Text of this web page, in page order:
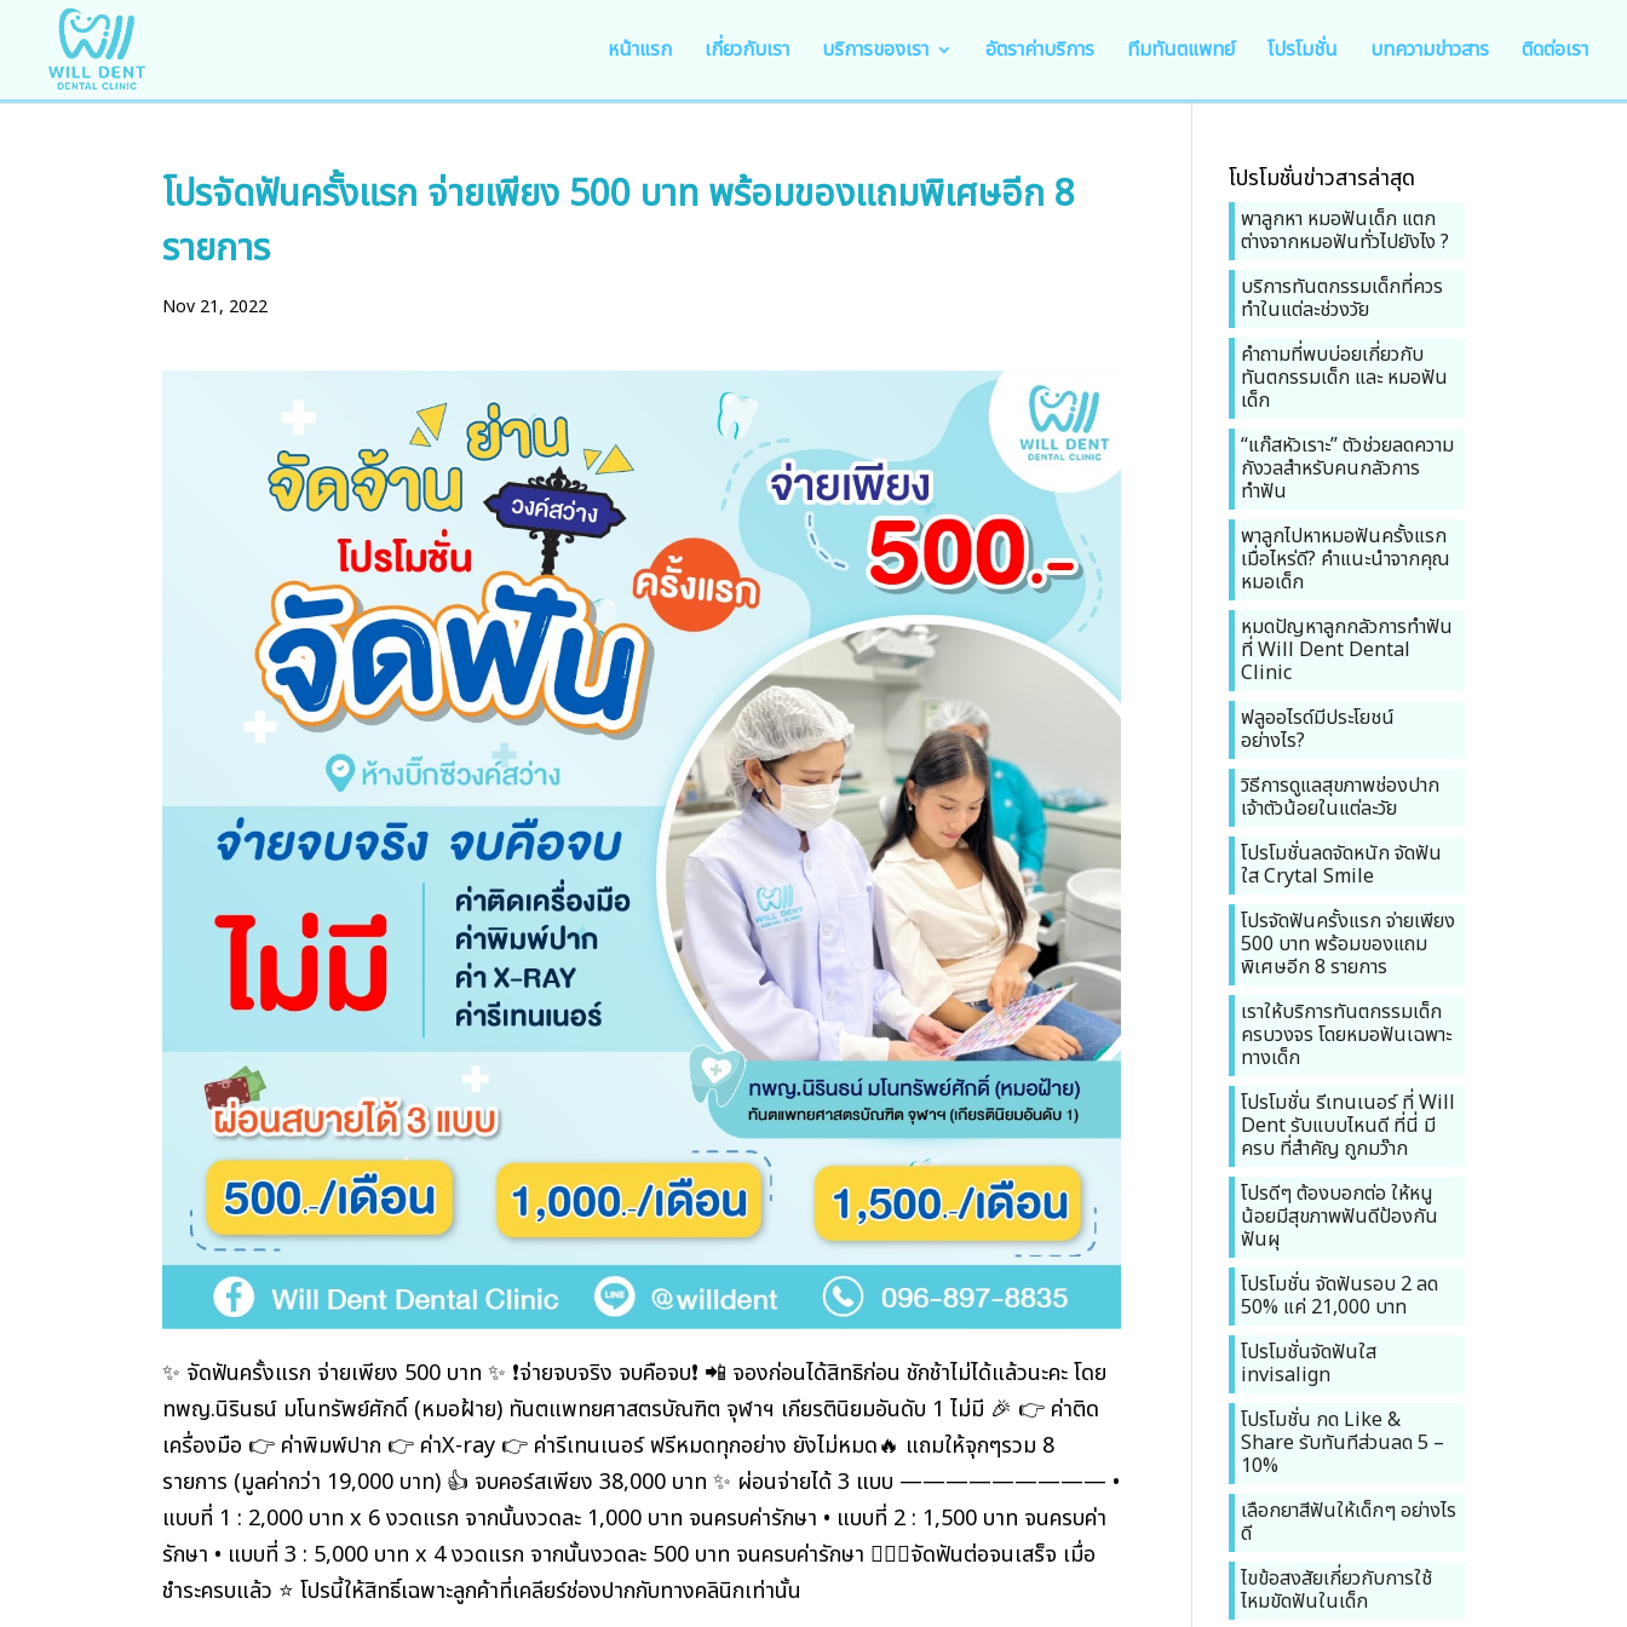
หน้าแรก เกี่ยวกับเรา บริการของเรา อัตราค่าบริการ ทีมทันตแพทย์ โปรโมชั่น บทความข่าวสาร ติดต่อเรา
โปรจัดฟันครั้งแรก จ่ายเพียง 500 บาท พร้อมของแถมพิเศษอีก 8
รายการ
Nov 21, 2022
✨ จัดฟันครั้งแรก จ่ายเพียง 500 บาท ✨ ❗️จ่ายจบจริง จบคือจบ❗️ 📲 จองก่อนได้สิทธิก่อน ชักช้าไม่ได้แล้วนะคะ โดย
ทพญ.นิรินธน์ มโนทรัพย์ศักดิ์ (หมอฝ้าย) ทันตแพทยศาสตรบัณฑิต จุฬาฯ เกียรตินิยมอันดับ 1 ไม่มี 🎉 👉 ค่าติด
เครื่องมือ 👉 ค่าพิมพ์ปาก 👉 ค่าX-ray 👉 ค่ารีเทนเนอร์ ฟรีหมดทุกอย่าง ยังไม่หมด🔥 แถมให้จุกๆรวม 8
รายการ (มูลค่ากว่า 19,000 บาท) 👍 จบคอร์สเพียง 38,000 บาท ✨ ผ่อนจ่ายได้ 3 แบบ ————————— •
แบบที่ 1 : 2,000 บาท x 6 งวดแรก จากนั้นงวดละ 1,000 บาท จนครบค่ารักษา • แบบที่ 2 : 1,500 บาท จนครบค่า
รักษา • แบบที่ 3 : 5,000 บาท x 4 งวดแรก จากนั้นงวดละ 500 บาท จนครบค่ารักษา 🧑🏻‍⚕️จัดฟันต่อจนเสร็จ เมื่อ
ชำระครบแล้ว ⭐️ โปรนี้ให้สิทธิ์เฉพาะลูกค้าที่เคลียร์ช่องปากกับทางคลินิกเท่านั้น
โปรโมชั่นข่าวสารล่าสุด
พาลูกหา หมอฟันเด็ก แตก
ต่างจากหมอฟันทั่วไปยังไง ?
บริการทันตกรรมเด็กที่ควร
ทำในแต่ละช่วงวัย
คำถามที่พบบ่อยเกี่ยวกับ
ทันตกรรมเด็ก และ หมอฟัน
เด็ก
“แก๊สหัวเราะ” ตัวช่วยลดความ
กังวลสำหรับคนกลัวการ
ทำฟัน
พาลูกไปหาหมอฟันครั้งแรก
เมื่อไหร่ดี? คำแนะนำจากคุณ
หมอเด็ก
หมดปัญหาลูกกลัวการทำฟัน
ที่ Will Dent Dental
Clinic
ฟลูออไรด์มีประโยชน์
อย่างไร?
วิธีการดูแลสุขภาพช่องปาก
เจ้าตัวน้อยในแต่ละวัย
โปรโมชั่นลดจัดหนัก จัดฟัน
ใส Crytal Smile
โปรจัดฟันครั้งแรก จ่ายเพียง
500 บาท พร้อมของแถม
พิเศษอีก 8 รายการ
เราให้บริการทันตกรรมเด็ก
ครบวงจร โดยหมอฟันเฉพาะ
ทางเด็ก
โปรโมชั่น รีเทนเนอร์ ที่ Will
Dent รับแบบไหนดี ที่นี่ มี
ครบ ที่สำคัญ ถูกมว๊าก
โปรดีๆ ต้องบอกต่อ ให้หนู
น้อยมีสุขภาพฟันดีป้องกัน
ฟันผุ
โปรโมชั่น จัดฟันรอบ 2 ลด
50% แค่ 21,000 บาท
โปรโมชั่นจัดฟันใส
invisalign
โปรโมชั่น กด Like &
Share รับทันทีส่วนลด 5 –
10%
เลือกยาสีฟันให้เด็กๆ อย่างไร
ดี
ไขข้อสงสัยเกี่ยวกับการใช้
ไหมขัดฟันในเด็ก